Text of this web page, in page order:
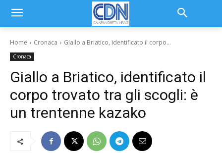
Home Cronaca Giallo a Briatico, identificato il corpo...
Cronaca
Giallo a Briatico, identificato il
corpo trovato tra gli scogli: è
un trentenne kazako